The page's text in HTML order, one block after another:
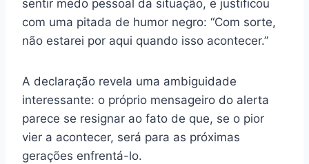
sentir medo pessoal da situação, e justificou
com uma pitada de humor negro: “Com sorte,
não estarei por aqui quando isso acontecer.”
A declaração revela uma ambiguidade
interessante: o próprio mensageiro do alerta
parece se resignar ao fato de que, se o pior
vier a acontecer, será para as próximas
gerações enfrentá-lo.